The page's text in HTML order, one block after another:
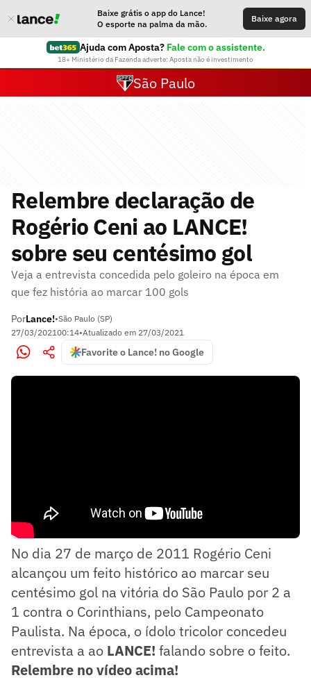
Baixe grátis o app do Lance!
O esporte na palma da mão.
Baixe agora
Ajuda com Aposta? Fale com o assistente.
18+ Ministério da Fazenda adverte: Aposta não é investimento
São Paulo
Relembre declaração de
Rogério Ceni ao LANCE!
sobre seu centésimo gol
Veja a entrevista concedida pelo goleiro na época em
que fez história ao marcar 100 gols
PorLance!•São Paulo (SP)
27/03/202100:14•Atualizado em 27/03/2021
Favorite o Lance! no Google
No dia 27 de março de 2011 Rogério Ceni
alcançou um feito histórico ao marcar seu
centésimo gol na vitória do São Paulo por 2 a
1 contra o Corinthians, pelo Campeonato
Paulista. Na época, o ídolo tricolor concedeu
entrevista a ao LANCE! falando sobre o feito.
Relembre no vídeo acima!